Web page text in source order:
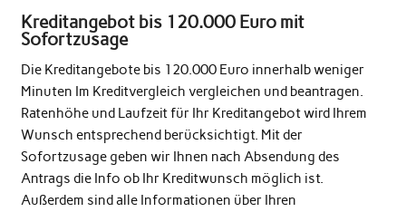
Kreditangebot bis 120.000 Euro mit
Sofortzusage
Die Kreditangebote bis 120.000 Euro innerhalb weniger
Minuten Im Kreditvergleich vergleichen und beantragen.
Ratenhöhe und Laufzeit für Ihr Kreditangebot wird Ihrem
Wunsch entsprechend berücksichtigt. Mit der
Sofortzusage geben wir Ihnen nach Absendung des
Antrags die Info ob Ihr Kreditwunsch möglich ist.
Außerdem sind alle Informationen über Ihren